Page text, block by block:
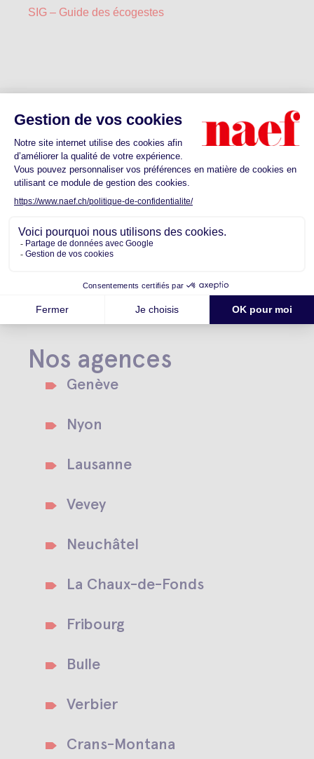
SIG – Guide des écogestes
Guides et brochures USPI
Check-list etats des lieux
Nos agences
Genève
Nyon
Lausanne
Vevey
Neuchâtel
La Chaux-de-Fonds
Fribourg
Bulle
Verbier
Crans-Montana